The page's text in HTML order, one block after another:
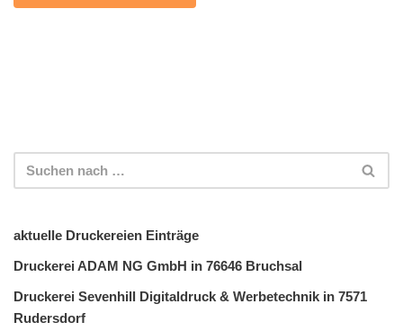
aktuelle Druckereien Einträge
Druckerei ADAM NG GmbH in 76646 Bruchsal
Druckerei Sevenhill Digitaldruck & Werbetechnik in 7571
Rudersdorf